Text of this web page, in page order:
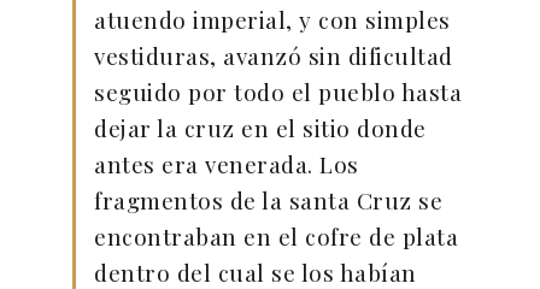
atuendo imperial, y con simples
vestiduras, avanzó sin dificultad
seguido por todo el pueblo hasta
dejar la cruz en el sitio donde
antes era venerada. Los
fragmentos de la santa Cruz se
encontraban en el cofre de plata
dentro del cual se los habían